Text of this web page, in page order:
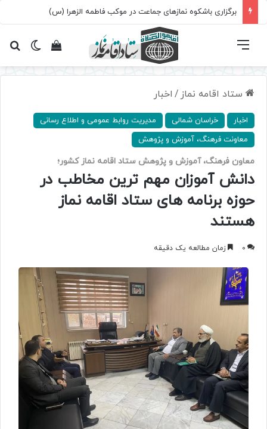
برگزاری باشکوه نمازهای جماعت در موکب فاطمه الزهرا (س)
تغییرمشاهده فهرست
ستاد اقامه نماز / اخبار
اخبار خراسان شمالی
مدیریت روابط عمومی و اطلاع رسانی
معاونت فرهنگ، آموزش و پژوهش
معاون فرهنگ، آموزش و پژوهش ستاد اقامه نماز کشور؛
دانش آموزان مهم ترین مخاطب در
حوزه برنامه های ستاد اقامه نماز
هستند
0 زمان مطالعه یک دقیقه